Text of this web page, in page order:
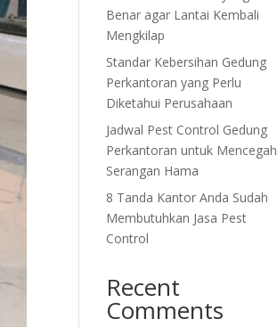
Benar agar Lantai Kembali
Mengkilap
Standar Kebersihan Gedung
Perkantoran yang Perlu
Diketahui Perusahaan
Jadwal Pest Control Gedung
Perkantoran untuk Mencegah
Serangan Hama
8 Tanda Kantor Anda Sudah
Membutuhkan Jasa Pest
Control
Recent
Comments